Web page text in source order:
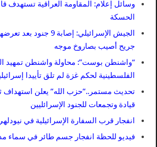
وسائل إعلام: المقاومة العراقية تستهدف
الحسكة
الجيش الإسرائيلي:
جريح أصيب بصاروخ موجه
“واشنطن بوست”: محاولة واشنطن تمهيد
الفلسطينية لحكم غزة لم تلق تأييدا
تحديث مستمر..”حزب الله” يعلن
قيادة وتجمعات للجنود الإسرائليين
انفجار قرب السفارة الإسرائيلية في
فيديو للحظة انفجار جسم طائر في سماء